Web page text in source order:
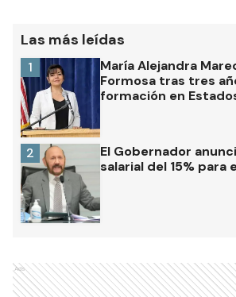
Las más leídas
María Alejandra
Formosa tras tres
formación en
1
El Gobernador
salarial del 15% para
2
Ads